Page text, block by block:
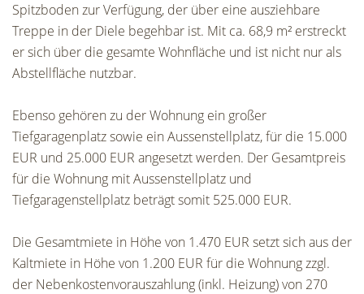
Spitzboden zur Verfügung, der über eine ausziehbare
Treppe in der Diele begehbar ist. Mit ca. 68,9 m² erstreckt
er sich über die gesamte Wohnfläche und ist nicht nur als
Abstellfläche nutzbar.
Ebenso gehören zu der Wohnung ein großer
Tiefgaragenplatz sowie ein Aussenstellplatz, für die 15.000
EUR und 25.000 EUR angesetzt werden. Der Gesamtpreis
für die Wohnung mit Aussenstellplatz und
Tiefgaragenstellplatz beträgt somit 525.000 EUR.
Die Gesamtmiete in Höhe von 1.470 EUR setzt sich aus der
Kaltmiete in Höhe von 1.200 EUR für die Wohnung zzgl.
der Nebenkostenvorauszahlung (inkl. Heizung) von 270